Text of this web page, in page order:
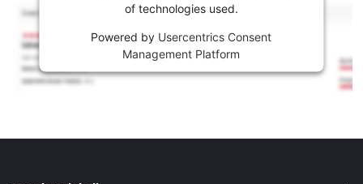
of technologies used.
Powered by Usercentrics Consent
Management Platform